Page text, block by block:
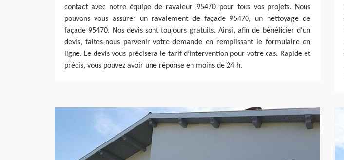
contact avec notre équipe de ravaleur 95470 pour tous vos projets. Nous
pouvons vous assurer un ravalement de façade 95470, un nettoyage de
façade 95470. Nos devis sont toujours gratuits. Ainsi, afin de bénéficier d'un
devis, faites-nous parvenir votre demande en remplissant le formulaire en
ligne. Le devis vous précisera le tarif d’intervention pour votre cas. Rapide et
précis, vous pouvez avoir une réponse en moins de 24 h.